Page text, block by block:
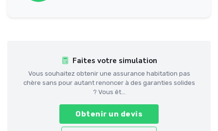
Faites votre simulation
Vous souhaitez obtenir une assurance habitation pas
chère sans pour autant renoncer à des garanties solides
? Vous êt...
Obtenir un devis